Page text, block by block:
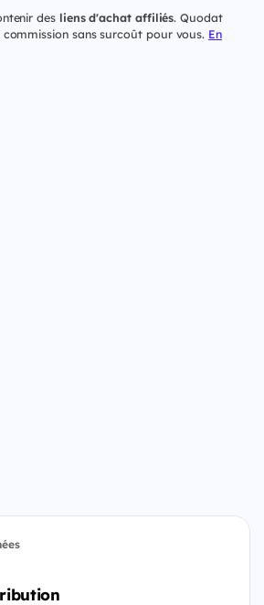
des liens d'achat affiliés. Quodat
sans surcoût pour vous. En